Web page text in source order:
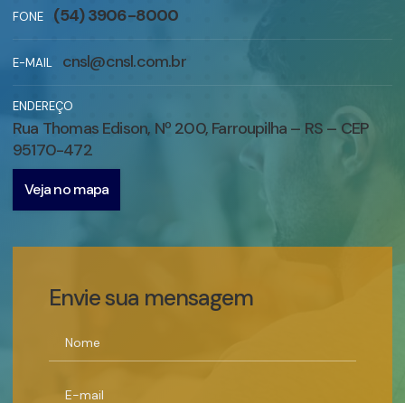
FONE (54) 3906-8000
E-MAIL cnsl@cnsl.com.br
ENDEREÇO
Rua Thomas Edison, Nº 200, Farroupilha – RS – CEP
95170-472
Veja no mapa
Envie sua mensagem